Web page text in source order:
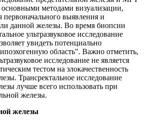
основными методами визуализации,
выявления и
данной железы. Во время биопсии
ультразвуковое исследование
увидеть потенциально
область". Важно отметить,
исследование не является
тестом на злокачественность
Трансректальное исследование
лучше всего использовать при
железы.
железы